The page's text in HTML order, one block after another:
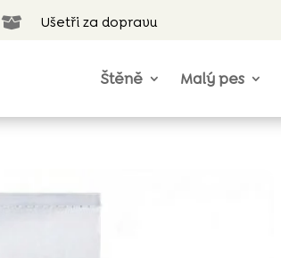
 Ušetři za dopravu
Štěně Malý pes